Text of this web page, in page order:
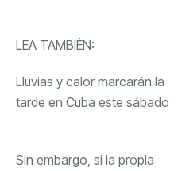
LEA TAMBIÉN:
Lluvias y calor marcarán la
tarde en Cuba este sábado
Sin embargo, si la propia